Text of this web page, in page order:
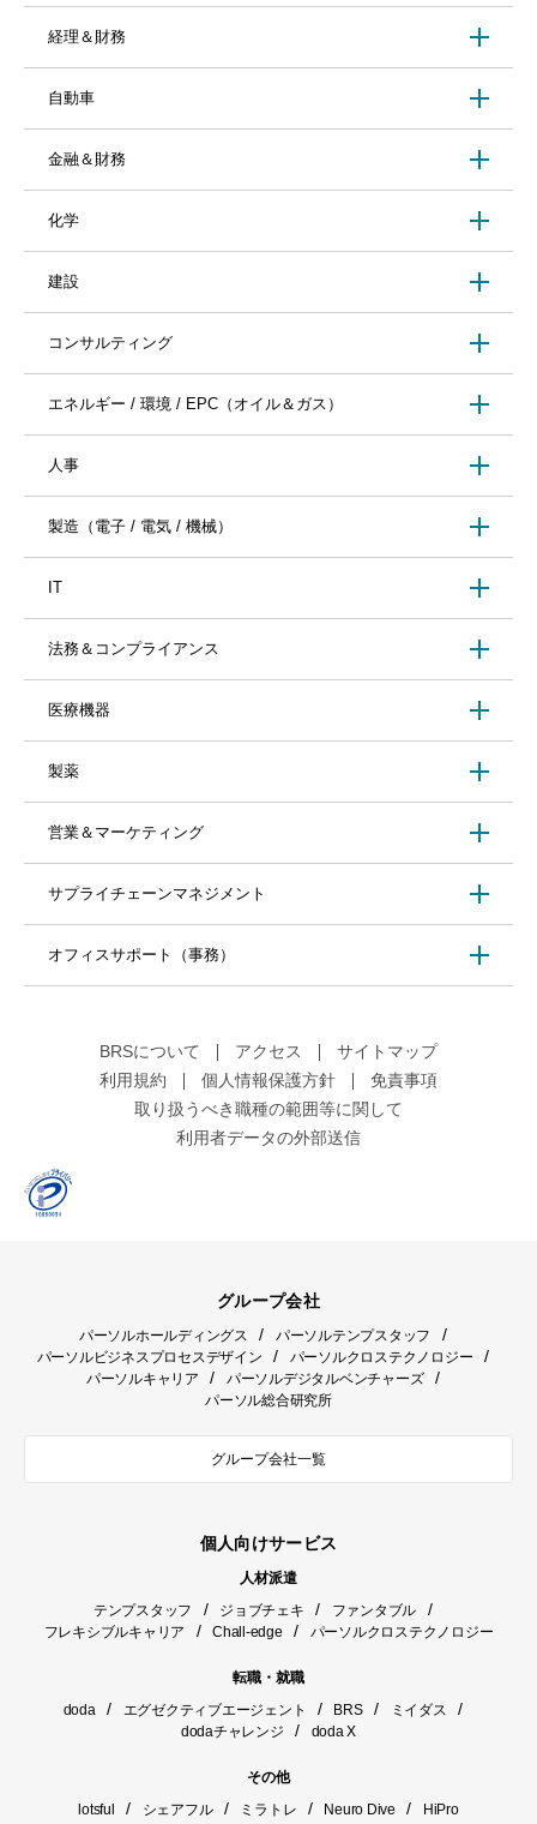
経理＆財務
自動車
金融＆財務
化学
建設
コンサルティング
エネルギー / 環境 / EPC（オイル＆ガス）
人事
製造（電子 / 電気 / 機械）
IT
法務＆コンプライアンス
医療機器
製薬
営業＆マーケティング
サプライチェーンマネジメント
オフィスサポート（事務）
BRSについて アクセス
サイトマップ
利用規約
個人情報保護方針
免責事項
取り扱うべき職種の範囲等に関して
利用者データの外部送信
グループ会社
パーソルホールディングス / パーソルテンプスタッフ /
パーソルビジネスプロセスデザイン / パーソルクロステクノロジー /
パーソルキャリア / パーソルデジタルベンチャーズ /
パーソル総合研究所
グループ会社一覧
個人向けサービス
人材派遣
テンプスタッフ
/ ジョブチェキ / ファンタブル /
フレキシブルキャリア / Chall-edge / パーソルクロステクノロジー
転職・就職
doda
/ エグゼクティブエージェント / BRS / ミイダス /
dodaチャレンジ / doda X
その他
lotsful
/ シェアフル / ミラトレ / Neuro Dive / HiPro